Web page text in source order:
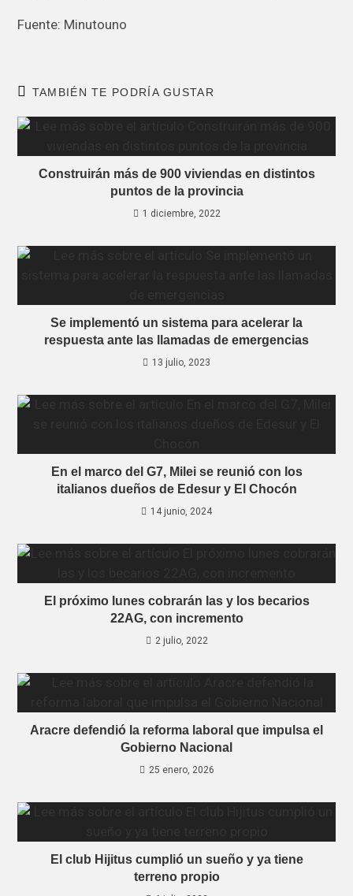
Fuente: Minutouno
TAMBIÉN TE PODRÍA GUSTAR
Construirán más de 900 viviendas en distintos
puntos de la provincia
1 diciembre, 2022
Se implementó un sistema para acelerar la
respuesta ante las llamadas de emergencias
13 julio, 2023
En el marco del G7, Milei se reunió con los
italianos dueños de Edesur y El Chocón
14 junio, 2024
El próximo lunes cobrarán las y los becarios
22AG, con incremento
2 julio, 2022
Aracre defendió la reforma laboral que impulsa el
Gobierno Nacional
25 enero, 2026
El club Hijitus cumplió un sueño y ya tiene
terreno propio